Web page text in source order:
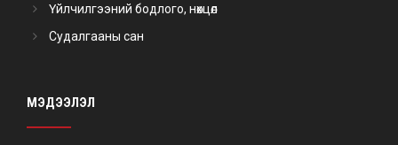
Үйлчилгээний бодлого, нөхцөл
Судалгааны сан
МЭДЭЭЛЭЛ